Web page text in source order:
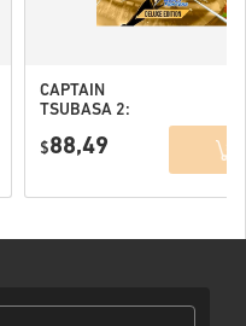
CAPTAIN
TSUBASA 2:
FIGHTERS
$88,49